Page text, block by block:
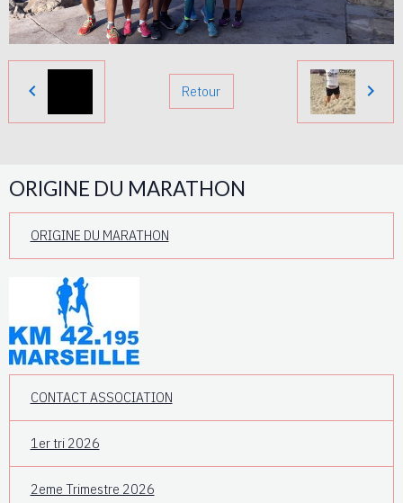
Retour
ORIGINE DU MARATHON
ORIGINE DU MARATHON
CONTACT ASSOCIATION
1er tri 2026
2eme Trimestre 2026